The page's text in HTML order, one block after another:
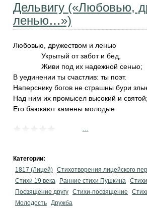
Дельвигу («Любовью,
ленью…»)
Любовью, дружеством и ленью
Укрытый от забот и бед,
Живи под их надежной сенью;
В уединении ты счастлив: ты поэт.
Наперснику богов не страшны бури
Над ним их промысел высокий и святой;
Его баюкают камены молодые
Категории:
1817 (Лицей) Стихотворения лицейского
Стихи 19 века
Ранние стихи Пушкина
Посвящение другу Стихи-посвящение
Молодость Дружба